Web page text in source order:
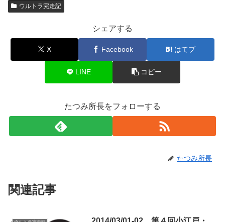
ウルトラ完走記
シェアする
X Facebook はてブ
LINE コピー
たつみ所長をフォローする
たつみ所長
関連記事